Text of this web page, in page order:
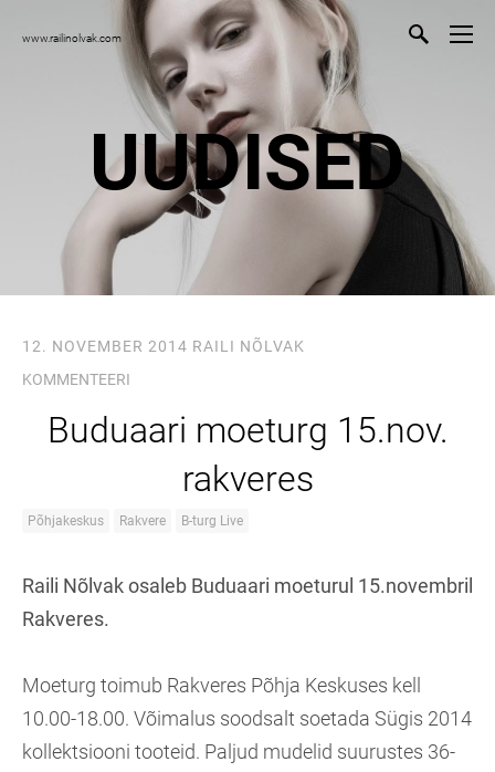
www.railinolvak.com
UUDISED
12. NOVEMBER 2014 RAILI NÕLVAK
KOMMENTEERI
Buduaari moeturg 15.nov.
rakveres
Põhjakeskus Rakvere B-turg Live
Raili Nõlvak osaleb Buduaari moeturul 15.novembril
Rakveres.
Moeturg toimub Rakveres Põhja Keskuses kell
10.00-18.00. Võimalus soodsalt soetada Sügis 2014
kollektsiooni tooteid. Paljud mudelid suurustes 36-